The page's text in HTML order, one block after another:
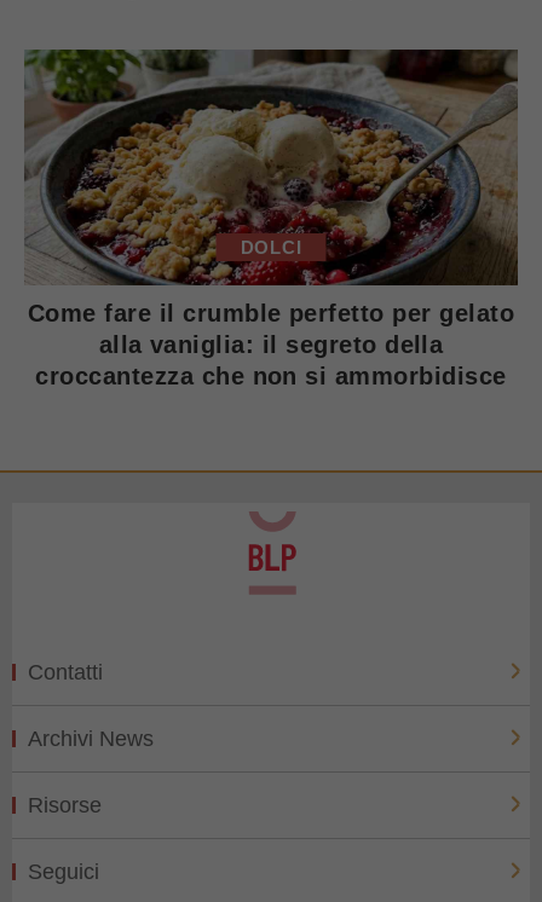
DOLCI
Come fare il crumble perfetto per gelato
alla vaniglia: il segreto della
croccantezza che non si ammorbidisce
Contatti
Archivi News
Risorse
Seguici